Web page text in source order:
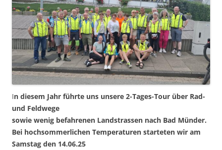
In diesem Jahr führte uns unsere 2-Tages-Tour über Rad-
und Feldwege
sowie wenig befahrenen Landstrassen nach Bad Münder.
Bei hochsommerlichen Temperaturen starteten wir am
Samstag den 14.06.25